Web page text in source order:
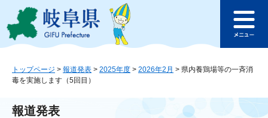
ジ
ュ
このページの本文へ
ュ
トップページ > 報道発表 > 2025年度 > 2026年2月 > 県内養鶏場等の一斉消
毒を実施します（5回目）
報道発表